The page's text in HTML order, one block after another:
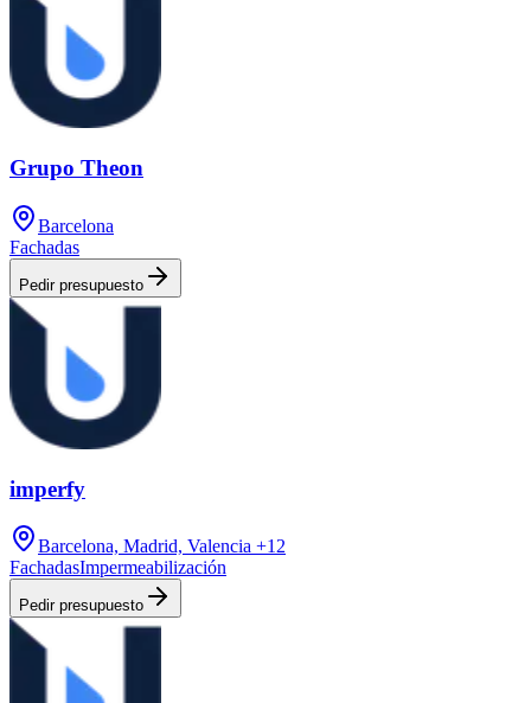
Grupo Theon
Barcelona
Fachadas
Pedir presupuesto
imperfy
Barcelona, Madrid, Valencia +12
FachadasImpermeabilización
Pedir presupuesto